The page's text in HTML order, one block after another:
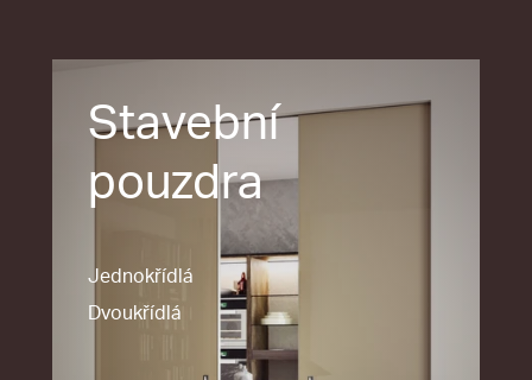
Stavební
pouzdra
Jednokřídlá
Dvoukřídlá